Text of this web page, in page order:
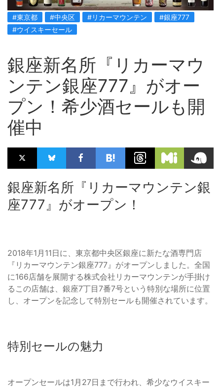
#東京都 #中央区 #リカーマウンテン
#銀座777
#ウイスキーセール
銀座新名所『リカーマウ
ンテン銀座777』がオー
プン！希少酒セールも開
催中
銀座新名所『リカーマウンテン銀
座777』がオープン！
2018年1月11日に、東京都中央区銀座に新たな酒専門店
『リカーマウンテン銀座777』がオープンしました。全国
に166店舗を展開する株式会社リカーマウンテンが手掛け
るこの店舗は、銀座7丁目7番7号という特別な場所に位置
し、オープンを記念して特別セールも開催されています。
特別セールの魅力
オープンセールは1月27日まで行われ、希少なウイスキー